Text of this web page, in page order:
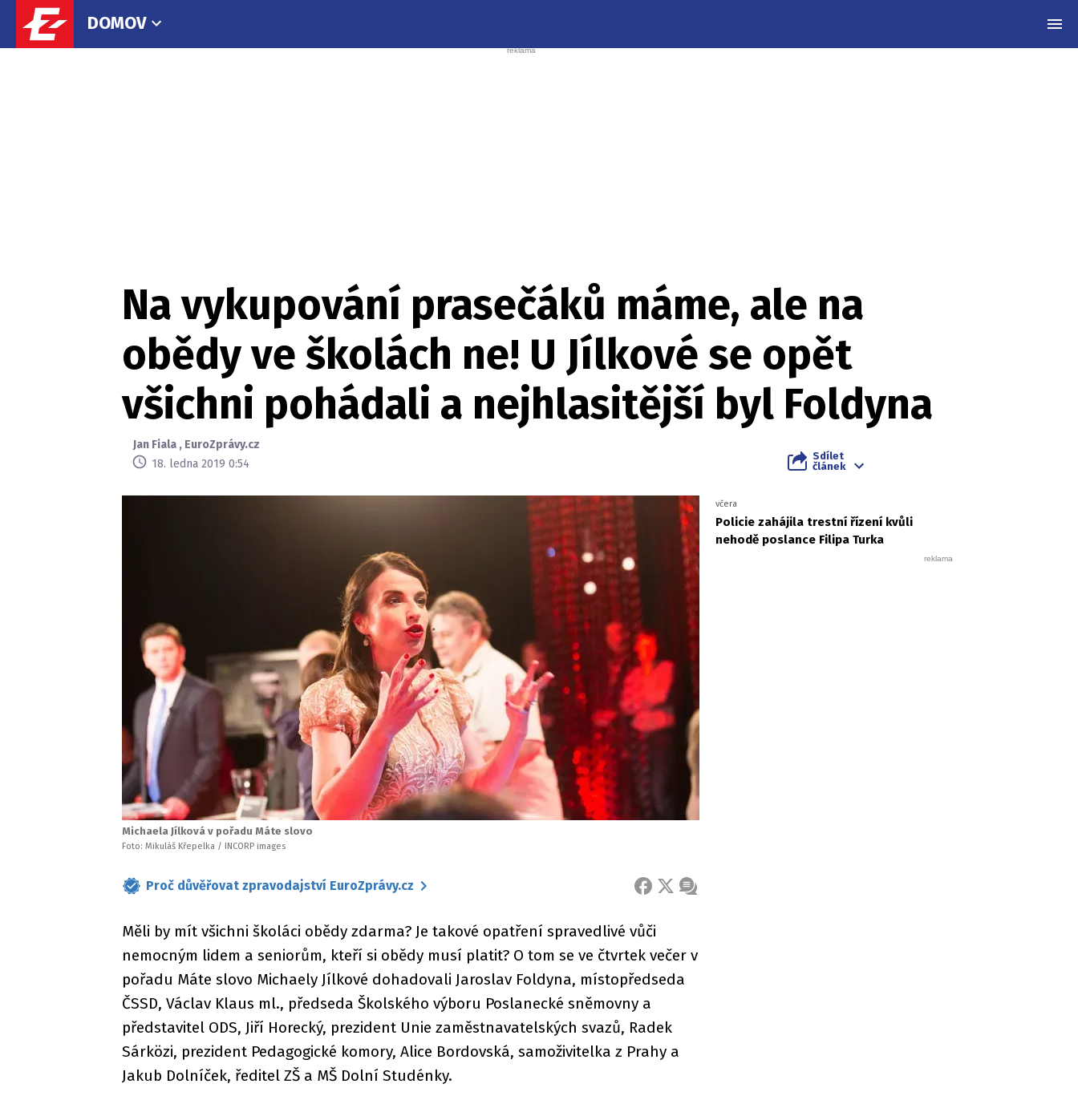
DOMOV
Na vykupování prasečáků máme, ale na
obědy ve školách ne! U Jílkové se opět
všichni pohádali a nejhlasitější byl Foldyna
Jan Fiala , EuroZprávy.cz
18. ledna 2019 0:54
Sdílet
článek
Michaela Jílková v pořadu Máte slovo
Foto: Mikuláš Křepelka / INCORP images
Proč důvěřovat zpravodajství EuroZprávy.cz FACEBOOK
X ZPRÁVA
Měli by mít všichni školáci obědy zdarma? Je takové opatření spravedlivé vůči
nemocným lidem a seniorům, kteří si obědy musí platit? O tom se ve čtvrtek večer v
pořadu Máte slovo Michaely Jílkové dohadovali Jaroslav Foldyna, místopředseda
ČSSD, Václav Klaus ml., předseda Školského výboru Poslanecké sněmovny a
představitel ODS, Jiří Horecký, prezident Unie zaměstnavatelských svazů, Radek
Sárközi, prezident Pedagogické komory, Alice Bordovská, samoživitelka z Prahy a
Jakub Dolníček, ředitel ZŠ a MŠ Dolní Studénky.
včera
Policie zahájila trestní řízení kvůli
nehodě poslance Filipa Turka